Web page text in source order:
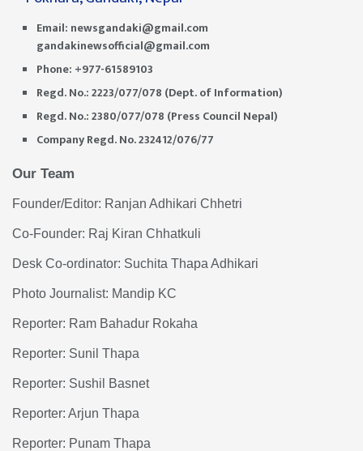
Email: newsgandaki@gmail.com
gandakinewsofficial@gmail.com
Phone: +977-61589103
Regd. No.: 2223/077/078 (Dept. of Information)
Regd. No.: 2380/077/078 (Press Council Nepal)
Company Regd. No. 232412/076/77
Our Team
Founder/Editor: Ranjan Adhikari Chhetri
Co-Founder: Raj Kiran Chhatkuli
Desk Co-ordinator: Suchita Thapa Adhikari
Photo Journalist: Mandip KC
Reporter: Ram Bahadur Rokaha
Reporter: Sunil Thapa
Reporter: Sushil Basnet
Reporter: Arjun Thapa
Reporter: Punam Thapa